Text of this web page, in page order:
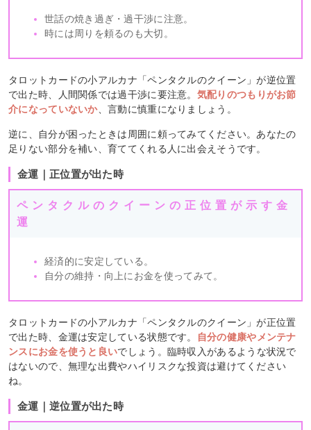
世話の焼き過ぎ・過干渉に注意。
時には周りを頼るのも大切。
タロットカードの小アルカナ「ペンタクルのクイーン」が逆位置
で出た時、人間関係では過干渉に要注意。 気配りのつもりがお節
介になっていないか、言動に慎重になりましょう。
逆に、自分が困ったときは周囲に頼ってみてください。あなたの
足りない部分を補い、育ててくれる人に出会えそうです。
金運｜正位置が出た時
ペンタクルのクイーンの正位置が示す金
運
経済的に安定している。
自分の維持・向上にお金を使ってみて。
タロットカードの小アルカナ「ペンタクルのクイーン」が正位置
で出た時、金運は安定している状態です。
自分の健康やメンテナ
ンスにお金を使うと良いでしょう。臨時収入があるような状況で
はないので、無理な出費やハイリスクな投資は避けてください
ね。
金運｜逆位置が出た時